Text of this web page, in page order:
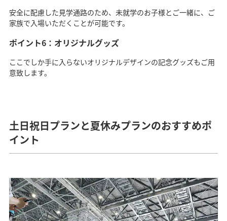
安全に配慮した見学通路のため、未就学のお子様とご一緒に、ご
家族で入場いただくことが可能です。
ポイント6：オリジナルグッズ
ここでしか手に入らないオリジナルデザインの記念グッズもご用
意致します。
土日祝日プランと夏休みプランのおすすめポ
イント